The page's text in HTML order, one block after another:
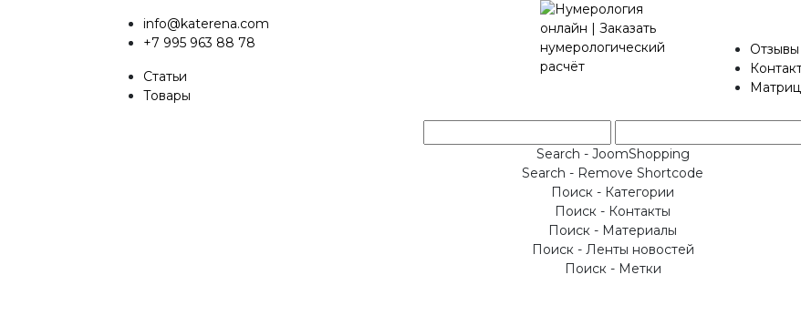
info@katerena.com
+7 995 963 88 78
Статьи
Товары
Отзывы
Search - JoomShopping
Search - Remove Shortcode
Поиск - Категории
Поиск - Контакты
Поиск - Материалы
Поиск - Ленты новостей
Поиск - Метки